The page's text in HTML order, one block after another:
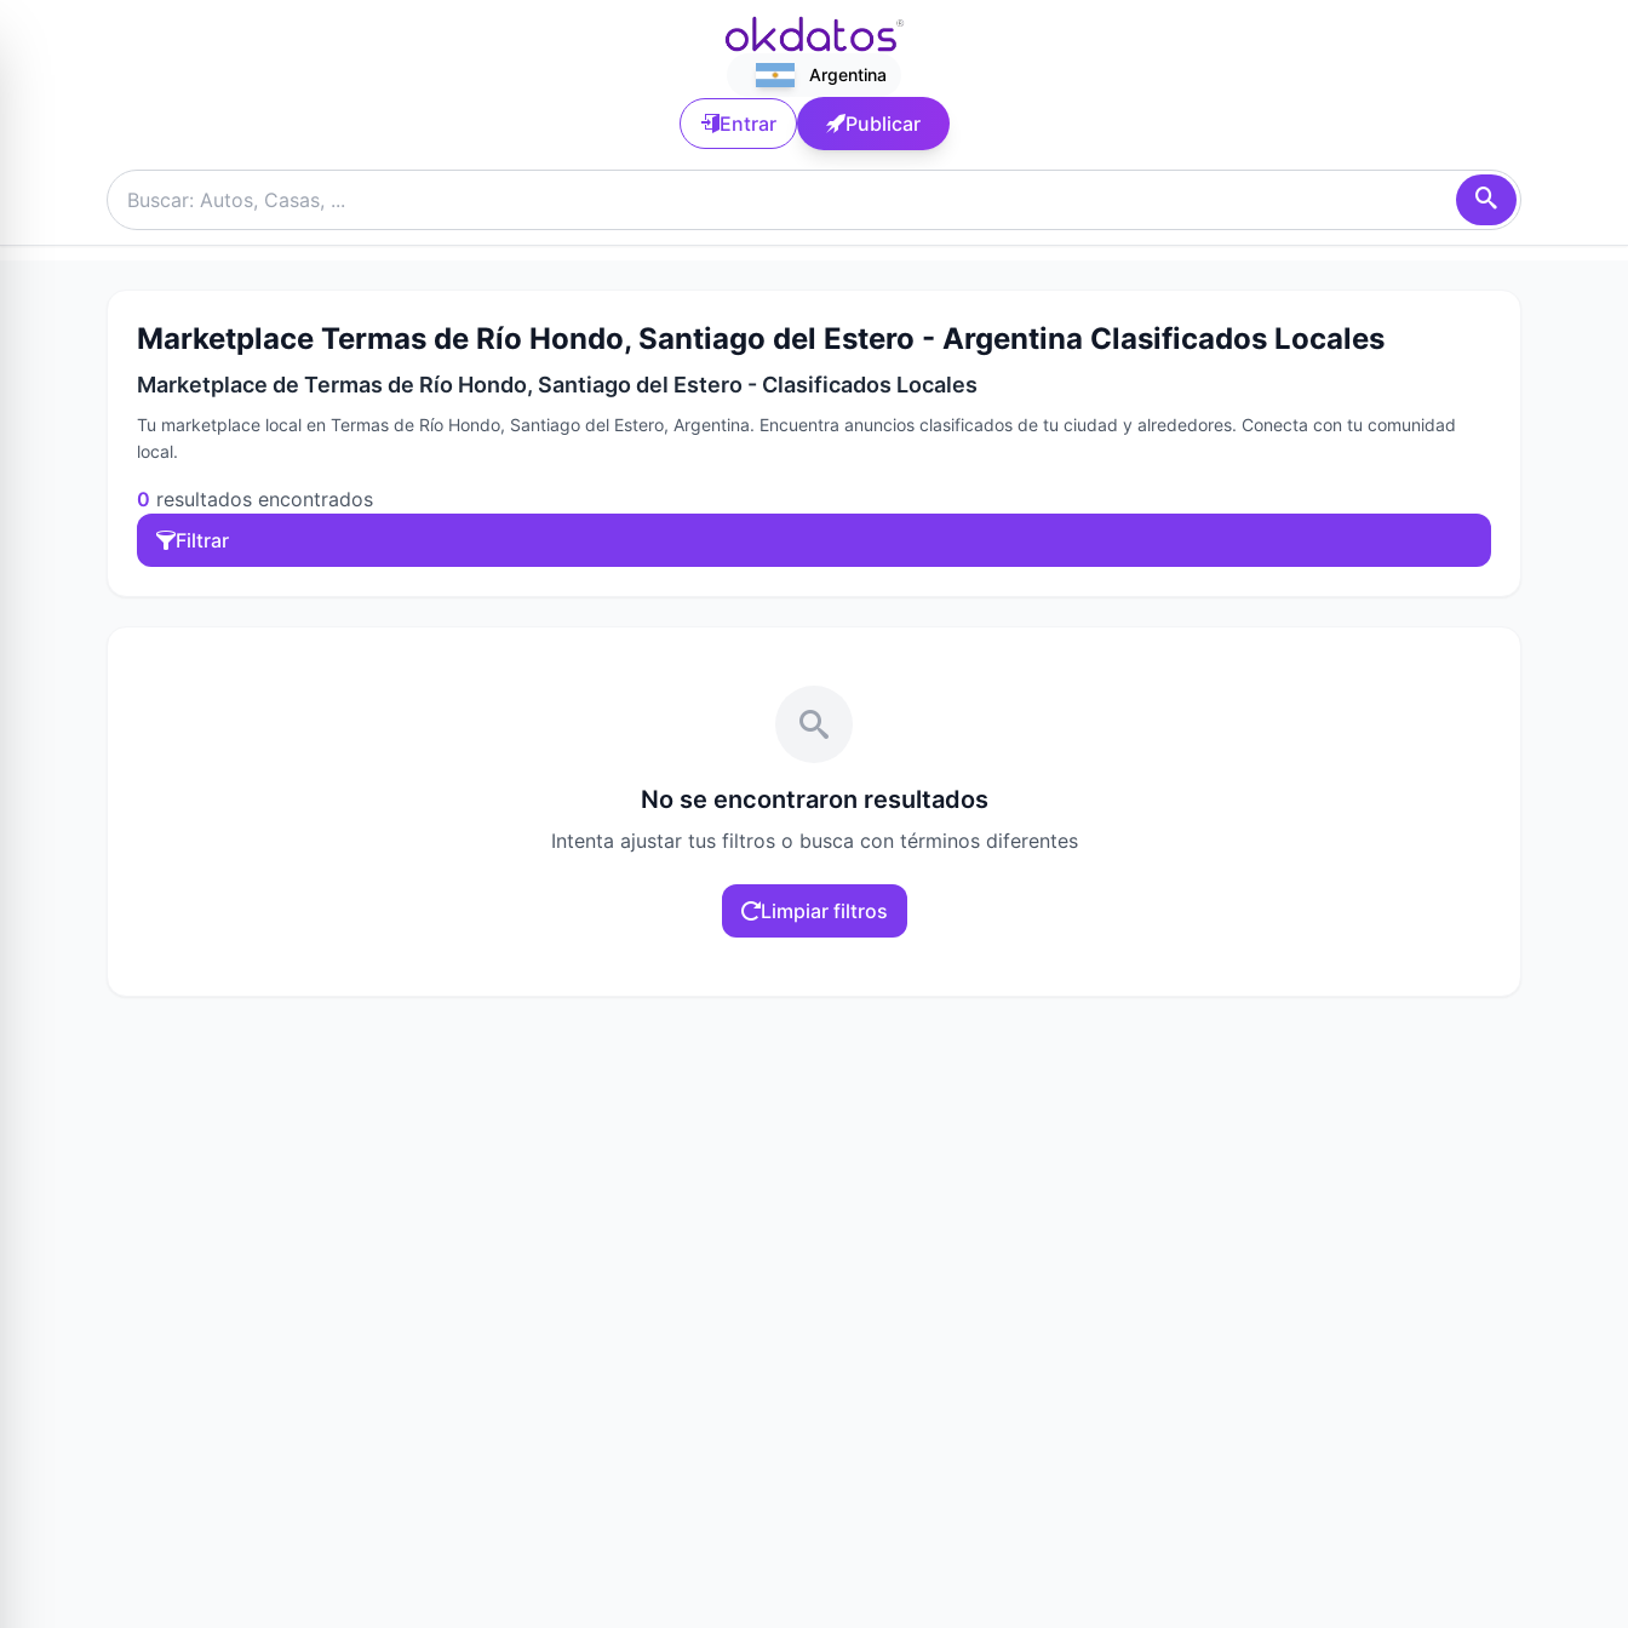
Argentina
Entrar Publicar
Marketplace Termas de Río Hondo, Santiago del Estero - Argentina Clasificados Locales
Marketplace de Termas de Río Hondo, Santiago del Estero - Clasificados Locales
Tu marketplace local en Termas de Río Hondo, Santiago del Estero, Argentina. Encuentra anuncios clasificados de tu ciudad y alrededores. Conecta con tu comunidad
local.
0 resultados encontrados
Filtrar
No se encontraron resultados
Intenta ajustar tus filtros o busca con términos diferentes
Limpiar filtros